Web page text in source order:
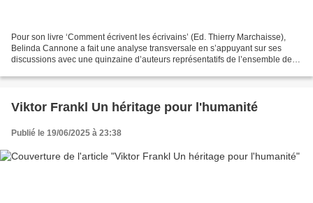
Pour son livre ‘Comment écrivent les écrivains’ (Ed. Thierry Marchaisse),
Belinda Cannone a fait une analyse transversale en s’appuyant sur ses
discussions avec une quinzaine d’auteurs représentatifs de l’ensemble des
Viktor Frankl Un héritage pour l'humanité
Publié le 19/06/2025 à 23:38